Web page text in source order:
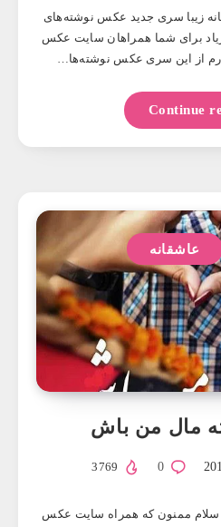
زیبا سری جدید عکس نوشته‌های
برای شما همراهان سایت عکس
از این سری عکس نوشته‌ها…
Continue
عاشقانه
مال من باش
0
ممنون که همراه سایت عکس